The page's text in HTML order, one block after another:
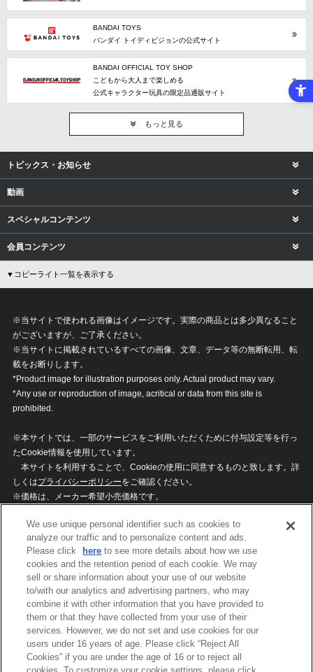
BANDAI TOYS
バンダイ トイディビジョンの公式サイト
BANDAI OFFICIAL TOY SHOP
こどもから大人まで楽しめる
公式キャラクター玩具の限定品通販サイト
もっと見る
トピックス・お知らせ
動画
スペシャルコンテンツ
会員コンテンツ
▼コピーライト一覧を表示する
※当サイトで使われる画像はイメージです。実際の商品とは多少異なること
がございますが、ご了承ください。
※当サイトに掲載されているすべての画像、文章、データ等の無断転用、転
載をお断りします。
*Product image for illustration purposes only. Actual product may vary.
*Any use or reproduction of image, acritical or data from this site is
prohibited.
※本サイトでは、一部のサービスをご利用いただくために付与設定等を行っ
たCookie情報を使用しています。
本サイトを利用することで、Cookieの使用に同意するものと致します。詳
しくはプライバシーポリシーをご確認ください。
※価格は、メーカー希望小売価格です。
ざいますのでご了承ください。
privacypolicy
Do Not Sell or Share My
Personal Information
ウェブサイトご利用条件
ソーシャルメディアポリシー
個人情報保護方針
お問い合わせ
©BANDAI
We use unique personal identifier such as cookies to
analyze our traffic and to personalize content and ads.
Please click
here to see more details about how we use
cookies and the retention period of each cookie. We may
sell or share information about your use of our website
to/with our analytics and advertising partners, who may
combine it with other information that you have provided to
them or that they have collected from your use of their
services. However, we do not set and use cookies for our
users under 16 years of age. Please click “Reject All
Cookies” if you are under the age of 16 or to reject all